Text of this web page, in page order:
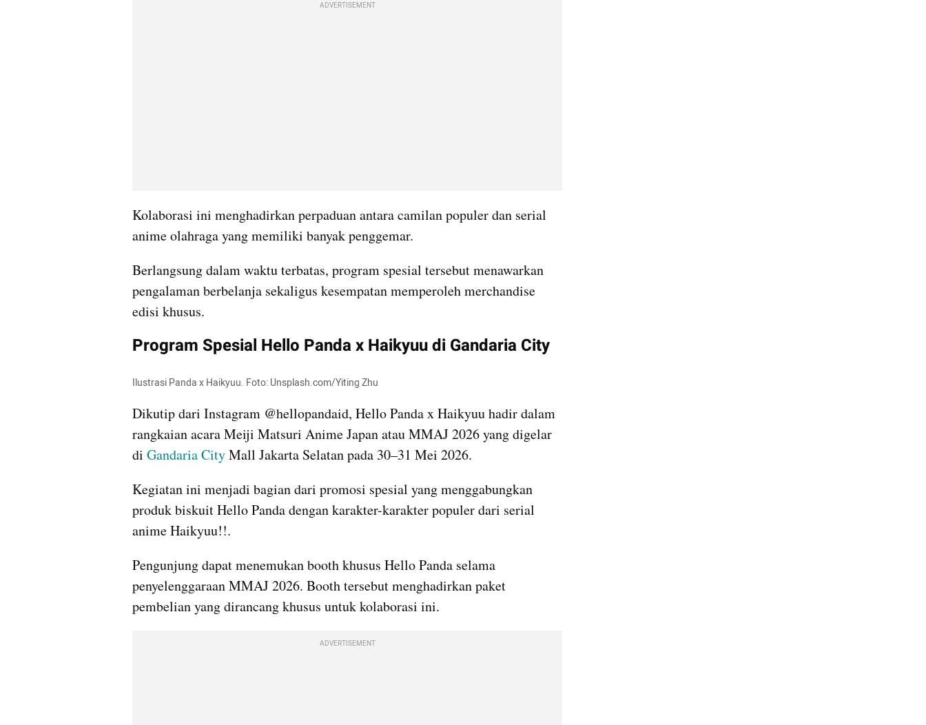
ADVERTISEMENT
Kolaborasi ini menghadirkan perpaduan antara camilan populer dan serial
anime olahraga yang memiliki banyak penggemar.
Berlangsung dalam waktu terbatas, program spesial tersebut menawarkan
pengalaman berbelanja sekaligus kesempatan memperoleh merchandise
edisi khusus.
Program Spesial Hello Panda x Haikyuu di Gandaria City
Ilustrasi Panda x Haikyuu. Foto: Unsplash.com/Yiting Zhu
Dikutip dari Instagram @hellopandaid, Hello Panda x Haikyuu hadir dalam
rangkaian acara Meiji Matsuri Anime Japan atau MMAJ 2026 yang digelar
di Gandaria City Mall Jakarta Selatan pada 30–31 Mei 2026.
Kegiatan ini menjadi bagian dari promosi spesial yang menggabungkan
produk biskuit Hello Panda dengan karakter-karakter populer dari serial
anime Haikyuu!!.
Pengunjung dapat menemukan booth khusus Hello Panda selama
penyelenggaraan MMAJ 2026. Booth tersebut menghadirkan paket
pembelian yang dirancang khusus untuk kolaborasi ini.
ADVERTISEMENT